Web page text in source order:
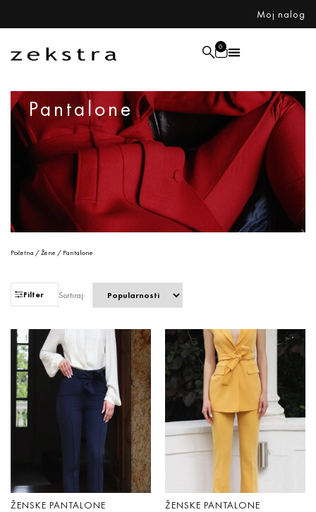
Moj nalog
0
Pantalone
Početna /Žene / Pantalone
Filter Sortiraj:
ŽENSKE PANTALONE ŽENSKE PANTALONE